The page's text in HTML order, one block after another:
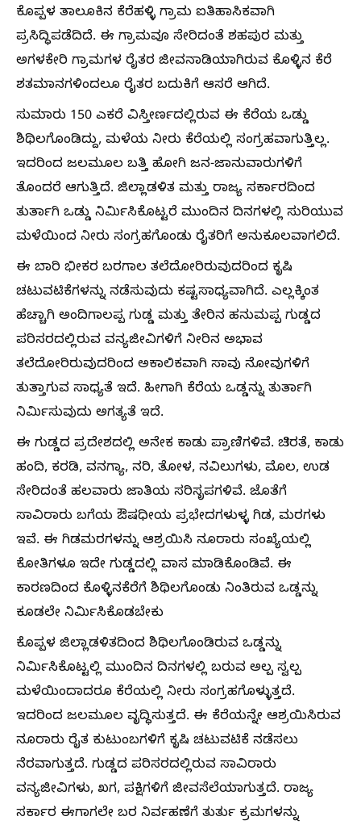
ಕೊಪ್ಪಳ ತಾಲೂಕಿನ ಕೆರೆಹಳ್ಳಿ ಗ್ರಾಮ ಐತಿಹಾಸಿಕವಾಗಿ
ಪ್ರಸಿದ್ಧಿಪಡೆದಿದೆ. ಈ ಗ್ರಾಮವೂ ಸೇರಿದಂತೆ ಶಹಪುರ ಮತ್ತು
ಅಗಳಕೇರಿ ಗ್ರಾಮಗಳ ರೈತರ ಜೀವನಾಡಿಯಾಗಿರುವ ಕೊಳ್ಳಿನ ಕೆರೆ
ಶತಮಾನಗಳಿಂದಲೂ ರೈತರ ಬದುಕಿಗೆ ಆಸರೆ ಆಗಿದೆ.
ಸುಮಾರು 150 ಎಕರೆ ವಿಸ್ತೀರ್ಣದಲ್ಲಿರುವ ಈ ಕೆರೆಯ ಒಡ್ಡು
ಶಿಥಿಲಗೊಂಡಿದ್ದು, ಮಳೆಯ ನೀರು ಕೆರೆಯಲ್ಲಿ ಸಂಗ್ರಹವಾಗುತ್ತಿಲ್ಲ.
ಇದರಿಂದ ಜಲಮೂಲ ಬತ್ತಿ ಹೋಗಿ ಜನ-ಜಾನುವಾರುಗಳಿಗೆ
ತೊಂದರೆ ಆಗುತ್ತಿದೆ. ಜಿಲ್ಲಾಡಳಿತ ಮತ್ತು ರಾಜ್ಯ ಸರ್ಕಾರದಿಂದ
ತುರ್ತಾಗಿ ಒಡ್ಡು ನಿರ್ಮಿಸಿಕೊಟ್ಟರೆ ಮುಂದಿನ ದಿನಗಳಲ್ಲಿ ಸುರಿಯುವ
ಮಳೆಯಿಂದ ನೀರು ಸಂಗ್ರಹಗೊಂಡು ರೈತರಿಗೆ ಅನುಕೂಲವಾಗಲಿದೆ.
ಈ ಬಾರಿ ಭೀಕರ ಬರಗಾಲ ತಲೆದೋರಿರುವುದರಿಂದ ಕೃಷಿ
ಚಟುವಟಿಕೆಗಳನ್ನು ನಡೆಸುವುದು ಕಷ್ಟಸಾಧ್ಯವಾಗಿದೆ. ಎಲ್ಲಕ್ಕಿಂತ
ಹೆಚ್ಚಾಗಿ ಅಂದಿಗಾಲಪ್ಪ ಗುಡ್ಡ ಮತ್ತು ತೇರಿನ ಹನುಮಪ್ಪ ಗುಡ್ಡದ
ಪರಿಸರದಲ್ಲಿರುವ ವನ್ಯಜೀವಿಗಳಿಗೆ ನೀರಿನ ಅಭಾವ
ತಲೆದೋರಿರುವುದರಿಂದ ಅಕಾಲಿಕವಾಗಿ ಸಾವು ನೋವುಗಳಿಗೆ
ತುತ್ತಾಗುವ ಸಾಧ್ಯತೆ ಇದೆ. ಹೀಗಾಗಿ ಕೆರೆಯ ಒಡ್ಡನ್ನು ತುರ್ತಾಗಿ
ನಿರ್ಮಿಸುವುದು ಅಗತ್ಯತೆ ಇದೆ.
ಈ ಗುಡ್ಡದ ಪ್ರದೇಶದಲ್ಲಿ ಅನೇಕ ಕಾಡು ಪ್ರಾಣಿಗಳಿವೆ. ಚಿರತೆ, ಕಾಡು
ಹಂದಿ, ಕರಡಿ, ವನಗ್ಯಾ, ನರಿ, ತೋಳ, ನವಿಲುಗಳು, ಮೊಲ, ಉಡ
ಸೇರಿದಂತೆ ಹಲವಾರು ಜಾತಿಯ ಸರಿಸೃಪಗಳಿವೆ. ಜೊತೆಗೆ
ಸಾವಿರಾರು ಬಗೆಯ ಔಷಧೀಯ ಪ್ರಭೇದಗಳುಳ್ಳ ಗಿಡ, ಮರಗಳು
ಇವೆ. ಈ ಗಿಡಮರಗಳನ್ನು ಆಶ್ರಯಿಸಿ ನೂರಾರು ಸಂಖ್ಯೆಯಲ್ಲಿ
ಕೋತಿಗಳೂ ಇದೇ ಗುಡ್ಡದಲ್ಲಿ ವಾಸ ಮಾಡಿಕೊಂಡಿವೆ. ಈ
ಕಾರಣದಿಂದ ಕೊಳ್ಳಿನಕೆರೆಗೆ ಶಿಥಿಲಗೊಂಡು ನಿಂತಿರುವ ಒಡ್ಡನ್ನು
ಕೂಡಲೇ ನಿರ್ಮಿಸಿಕೊಡಬೇಕು
ಕೊಪ್ಪಳ ಜಿಲ್ಲಾಡಳಿತದಿಂದ ಶಿಥಿಲಗೊಂಡಿರುವ ಒಡ್ಡನ್ನು
ನಿರ್ಮಿಸಿಕೊಟ್ಟಲ್ಲಿ ಮುಂದಿನ ದಿನಗಳಲ್ಲಿ ಬರುವ ಅಲ್ಪ ಸ್ವಲ್ಪ
ಮಳೆಯಿಂದಾದರೂ ಕೆರೆಯಲ್ಲಿ ನೀರು ಸಂಗ್ರಹಗೊಳ್ಳುತ್ತದೆ.
ಇದರಿಂದ ಜಲಮೂಲ ವೃದ್ಧಿಸುತ್ತದೆ. ಈ ಕೆರೆಯನ್ನೇ ಆಶ್ರಯಿಸಿರುವ
ನೂರಾರು ರೈತ ಕುಟುಂಬಗಳಿಗೆ ಕೃಷಿ ಚಟುವಟಿಕೆ ನಡೆಸಲು
ನೆರವಾಗುತ್ತದೆ. ಗುಡ್ಡದ ಪರಿಸರದಲ್ಲಿರುವ ಸಾವಿರಾರು
ವನ್ಯಜೀವಿಗಳು, ಖಗ, ಪಕ್ಷಿಗಳಿಗೆ ಜೀವಸೆಲೆಯಾಗುತ್ತದೆ. ರಾಜ್ಯ
ಸರ್ಕಾರ ಈಗಾಗಲೇ ಬರ ನಿರ್ವಹಣೆಗೆ ತುರ್ತು ಕ್ರಮಗಳನ್ನು